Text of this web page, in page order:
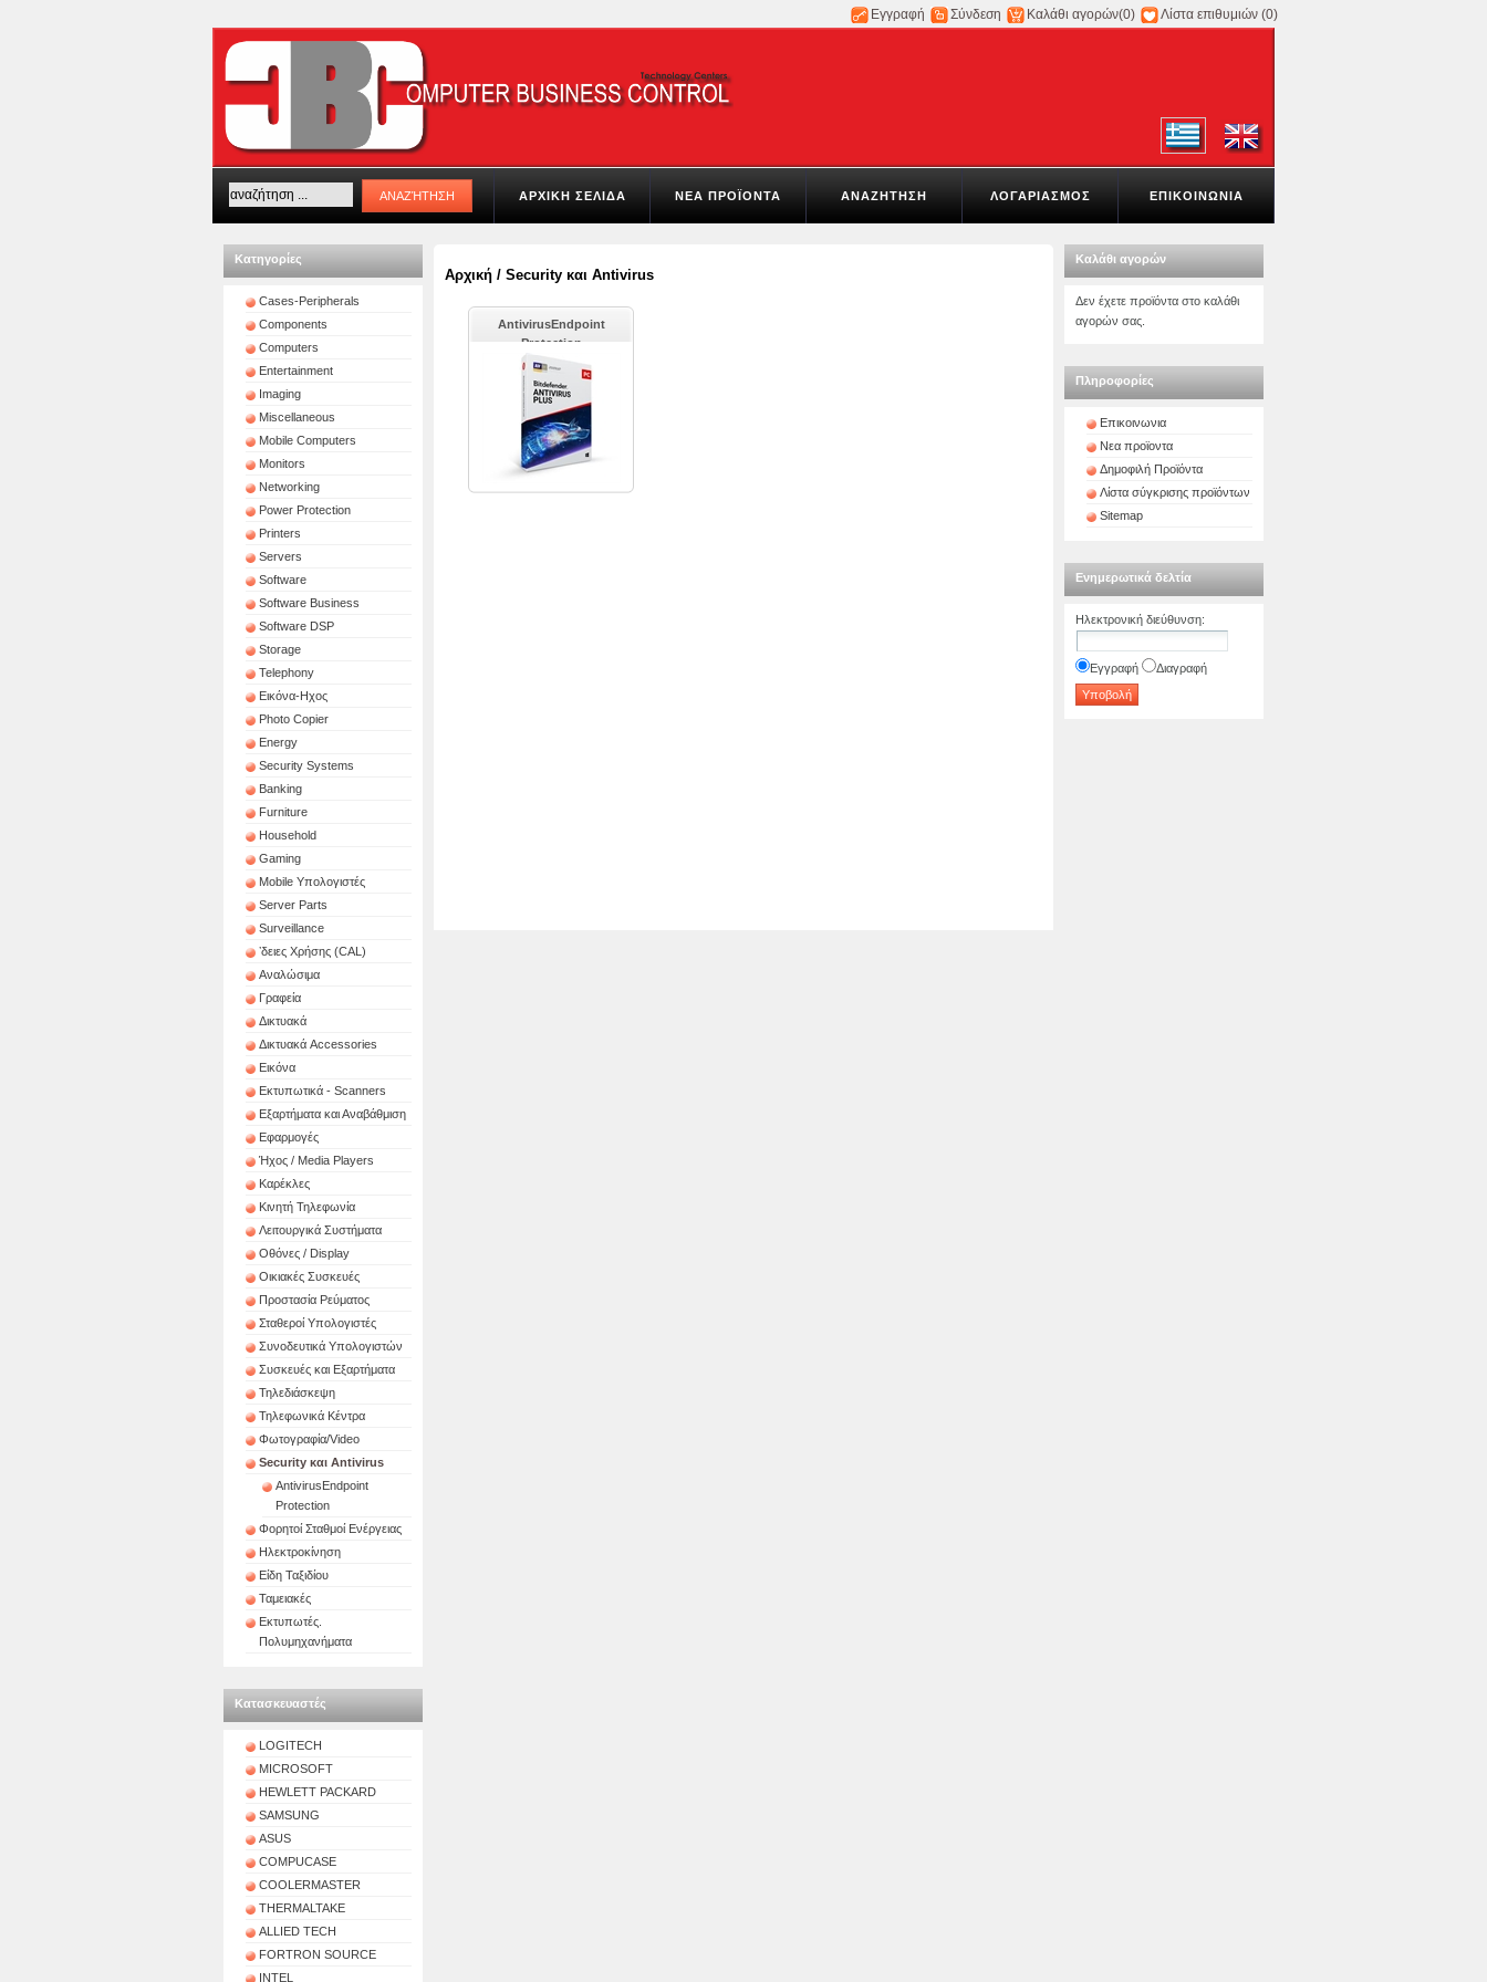
Εγγραφή Σύνδεση Καλάθι αγορών(0) Λίστα επιθυμιών (0)
ΑΡΧΙΚΗ ΣΕΛΙΔΑ ΝΕΑ ΠΡΟΪΟΝΤΑ ΑΝΑΖΗΤΗΣΗ ΛΟΓΑΡΙΑΣΜΟΣ ΕΠΙΚΟΙΝΩΝΙΑ
Κατηγορίες
Cases-Peripherals
Components
Computers
Entertainment
Imaging
Miscellaneous
Mobile Computers
Monitors
Networking
Power Protection
Printers
Servers
Software
Software Business
Software DSP
Storage
Telephony
Εικόνα-Ηχος
Photo Copier
Energy
Security Systems
Banking
Furniture
Household
Gaming
Mobile Υπολογιστές
Server Parts
Surveillance
ʼδειες Χρήσης (CAL)
Αναλώσιμα
Γραφεία
Δικτυακά
Δικτυακά Accessories
Εικόνα
Εκτυπωτικά - Scanners
Εξαρτήματα και Αναβάθμιση
Εφαρμογές
Ήχος / Media Players
Καρέκλες
Κινητή Τηλεφωνία
Λειτουργικά Συστήματα
Οθόνες / Display
Οικιακές Συσκευές
Προστασία Ρεύματος
Σταθεροί Υπολογιστές
Συνοδευτικά Υπολογιστών
Συσκευές και Εξαρτήματα
Τηλεδιάσκεψη
Τηλεφωνικά Κέντρα
Φωτογραφία/Video
Security και Antivirus
AntivirusEndpoint
Protection
Φορητοί Σταθμοί Ενέργειας
Ηλεκτροκίνηση
Είδη Ταξιδίου
Ταμειακές
Εκτυπωτές.
Πολυμηχανήματα
Κατασκευαστές
LOGITECH
MICROSOFT
HEWLETT PACKARD
SAMSUNG
ASUS
COMPUCASE
COOLERMASTER
THERMALTAKE
ALLIED TECH
FORTRON SOURCE
INTEL
Αρχική / Security και Antivirus
AntivirusEndpoint
Protection
Καλάθι αγορών
Δεν έχετε προϊόντα στο καλάθι
αγορών σας.
Πληροφορίες
Επικοινωνια
Νεα προϊοντα
Δημοφιλή Προϊόντα
Λίστα σύγκρισης προϊόντων
Sitemap
Ενημερωτικά δελτία
Ηλεκτρονική διεύθυνση:
Εγγραφή Διαγραφή